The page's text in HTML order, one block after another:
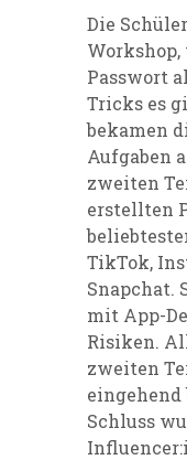
Die
Passwort
Tricks es
bekamen
Aufgaben
zweiten
erstellten
TikTok,
Snapchat.
mit App-
Risiken.
zweiten
eingehend
Schluss